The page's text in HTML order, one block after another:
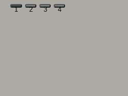
1 2 3 4